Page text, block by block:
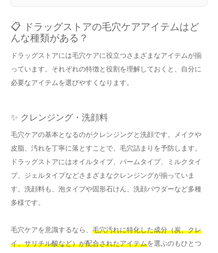
📋 ドラッグストアの毛穴ケアアイテムはど
んな種類がある？
ドラッグストアには毛穴ケアに役立つさまざまなアイテムが揃
っています。それぞれの特徴と役割を理解しておくと、自分に
必要なアイテムを選びやすくなります。
✨ クレンジング・洗顔料
毛穴ケアの基本となるのがクレンジングと洗顔です。メイクや
皮脂、汚れを丁寧に落とすことで、毛穴詰まりを予防します。
ドラッグストアにはオイルタイプ、バームタイプ、ミルクタイ
プ、ジェルタイプなどさまざまなクレンジングが揃っていま
す。洗顔料も、泡タイプや固形石けん、洗顔パウダーなど多種
多様です。
毛穴ケアを意識するなら、 毛穴汚れに特化した成分（炭、クレ
イ、サリチル酸など）が配合されたアイテムを選ぶのもひとつ